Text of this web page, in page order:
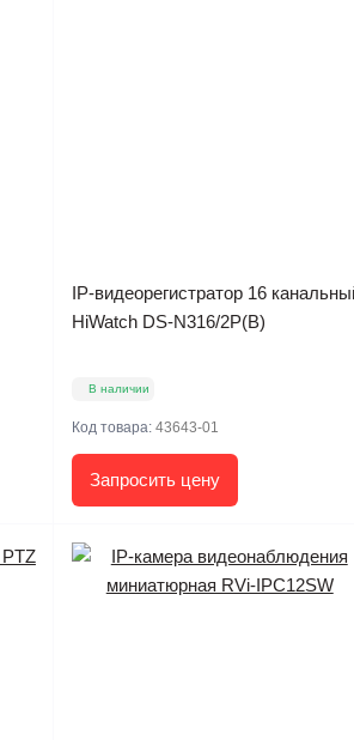
IP-видеорегистратор 16
HiWatch DS-N316/2P(B)
В наличии
Код товара:43643-01
Запросить цену